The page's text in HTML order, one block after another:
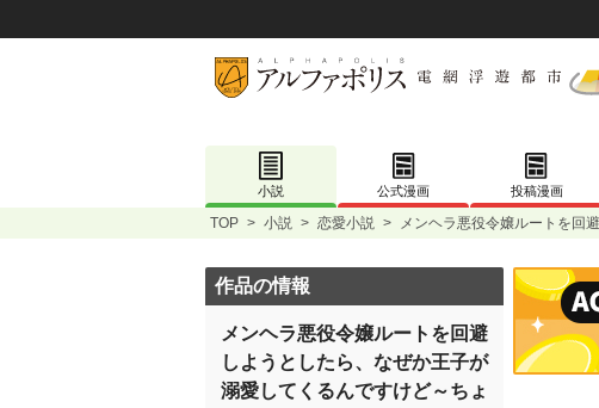
小説 公式漫画 投稿漫画
TOP > 小説 > 恋愛小説 > メンヘラ悪役令嬢ルートを回
作品の情報
メンヘラ悪役令嬢ルートを回避
しようとしたら、なぜか王子が
溺愛してくるんですけど～ちょ